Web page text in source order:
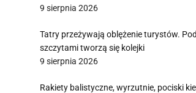
9 sierpnia 2026
Tatry przeżywają oblężenie turystów.
szczytami tworzą się kolejki
9 sierpnia 2026
Rakiety balistyczne, wyrzutnie, pociski